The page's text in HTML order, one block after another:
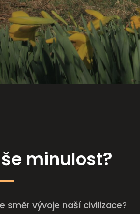
minulost?
směr vývoje naší civilizace?